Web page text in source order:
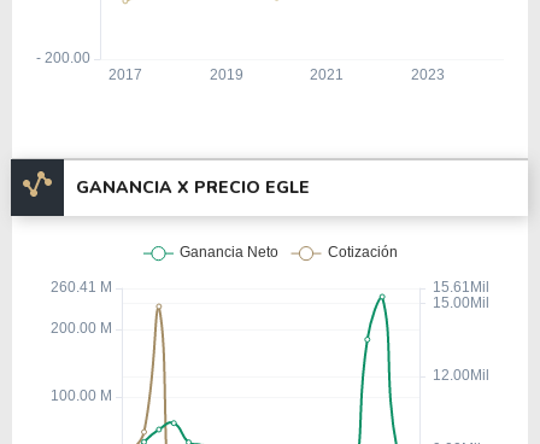
GANANCIA X PRECIO EGLE